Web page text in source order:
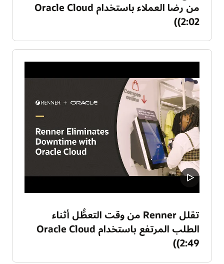
من رضا العملاء باستخدام Oracle Cloud
(2:02)
تقلل Renner من وقت التعطُّل أثناء
الطلب المرتفع باستخدام Oracle Cloud
(2:49)